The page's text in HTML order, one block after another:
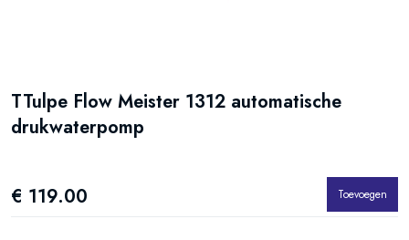
TTulpe Flow Meister 1312 automatische
drukwaterpomp
€ 119.00 Toevoegen